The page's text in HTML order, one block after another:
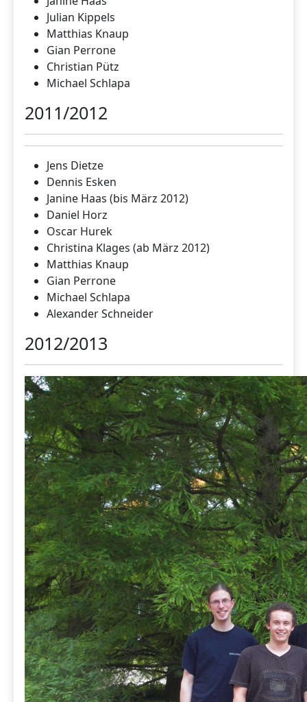
Julian Kippels
Matthias Knaup
Gian Perrone
Christian Pütz
Michael Schlapa
2011/2012
Jens Dietze
Dennis Esken
Janine Haas (bis März 2012)
Daniel Horz
Oscar Hurek
Christina Klages (ab März 2012)
Matthias Knaup
Gian Perrone
Michael Schlapa
Alexander Schneider
2012/2013